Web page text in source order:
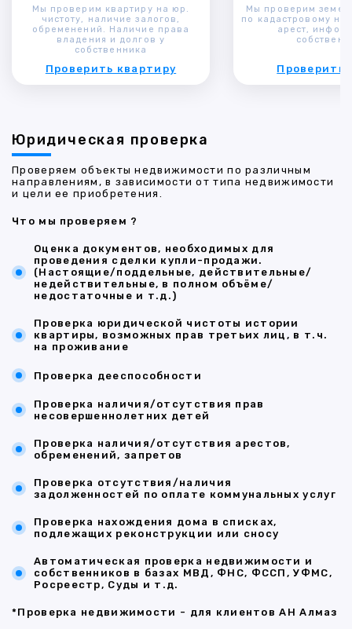
Мы проверим квартиру на юр.
чистоту, наличие залогов,
обременений. Наличие права
владения и долгов у
собственника
Проверить квартиру
Мы проверим
по кадастровому
арест,
Проверить
Юридическая проверка
Проверяем объекты недвижимости по различным
направлениям, в зависимости от типа недвижимости
и цели ее приобретения.
Что мы проверяем ?
Оценка документов, необходимых для
проведения сделки купли-продажи.
(Настоящие/поддельные, действительные/
недействительные, в полном объёме/
недостаточные и т.д.)
Проверка юридической чистоты истории
квартиры, возможных прав третьих лиц, в т.ч.
на проживание
Проверка дееспособности
Проверка наличия/отсутствия прав
несовершеннолетних детей
Проверка наличия/отсутствия арестов,
обременений, запретов
Проверка отсутствия/наличия
задолженностей по оплате коммунальных услуг
Проверка нахождения дома в списках,
подлежащих реконструкции или сносу
Автоматическая проверка недвижимости и
собственников в базах МВД, ФНС, ФССП, УФМС,
Росреестр, Суды и т.д.
*Проверка недвижимости - для клиентов АН Алмаз